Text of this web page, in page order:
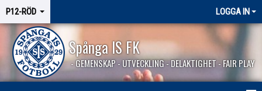
P12-RÖD LOGGA IN
Spånga IS FK
- GEMENSKAP - UTVECKLING - DELAKTIGHET - FAIR PLAY